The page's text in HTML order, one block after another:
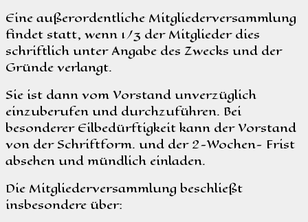
Eine außerordentliche Mitgliederversammlung
findet statt, wenn 1/3 der Mitglieder dies
schriftlich unter Angabe des Zwecks und der
Gründe verlangt.
Sie ist dann vom Vorstand unverzüglich
einzuberufen und durchzuführen. Bei
besonderer Eilbedürftigkeit kann der Vorstand
von der Schriftform. und der 2-Wochen- Frist
absehen und mündlich einladen.
Die Mitgliederversammlung beschließt
insbesondere über: